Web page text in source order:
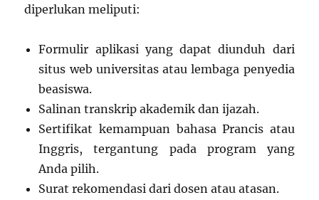
diperlukan meliputi:
Formulir aplikasi yang dapat diunduh dari
situs web universitas atau lembaga penyedia
beasiswa.
Salinan transkrip akademik dan ijazah.
Sertifikat kemampuan bahasa Prancis atau
Inggris, tergantung pada program yang
Anda pilih.
Surat rekomendasi dari dosen atau atasan.